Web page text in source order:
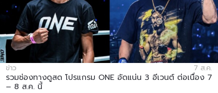
ข่าว 7 ส.ค.
รวมช่องทางดูสด โปรแกรม ONE อัดแน่น 3 อีเวนต์ ต่อเนื่อง 7
– 8 ส.ค. นี้